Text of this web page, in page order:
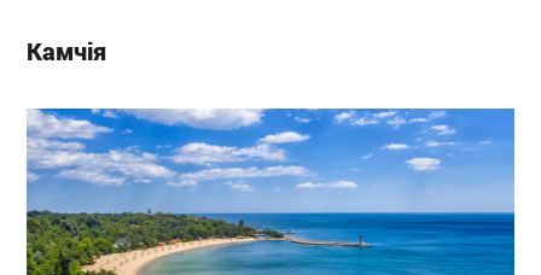
Камчія